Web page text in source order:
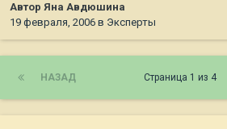
Автор Яна Авдюшина
19 февраля, 2006 в Эксперты
НАЗАД Страница 1 из 4